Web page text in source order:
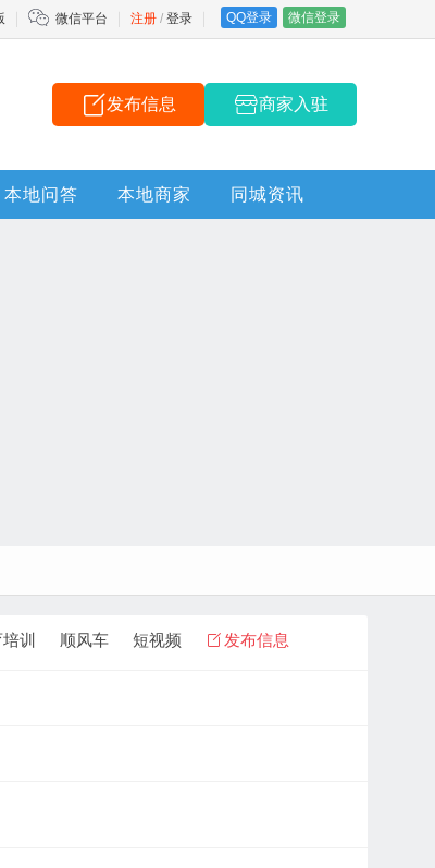
注册 / 登录 QQ登录 微信登录
微信平台
发布信息 商家入驻
本地问答 本地商家 同城资讯
训 顺风车 短视频 发布信息